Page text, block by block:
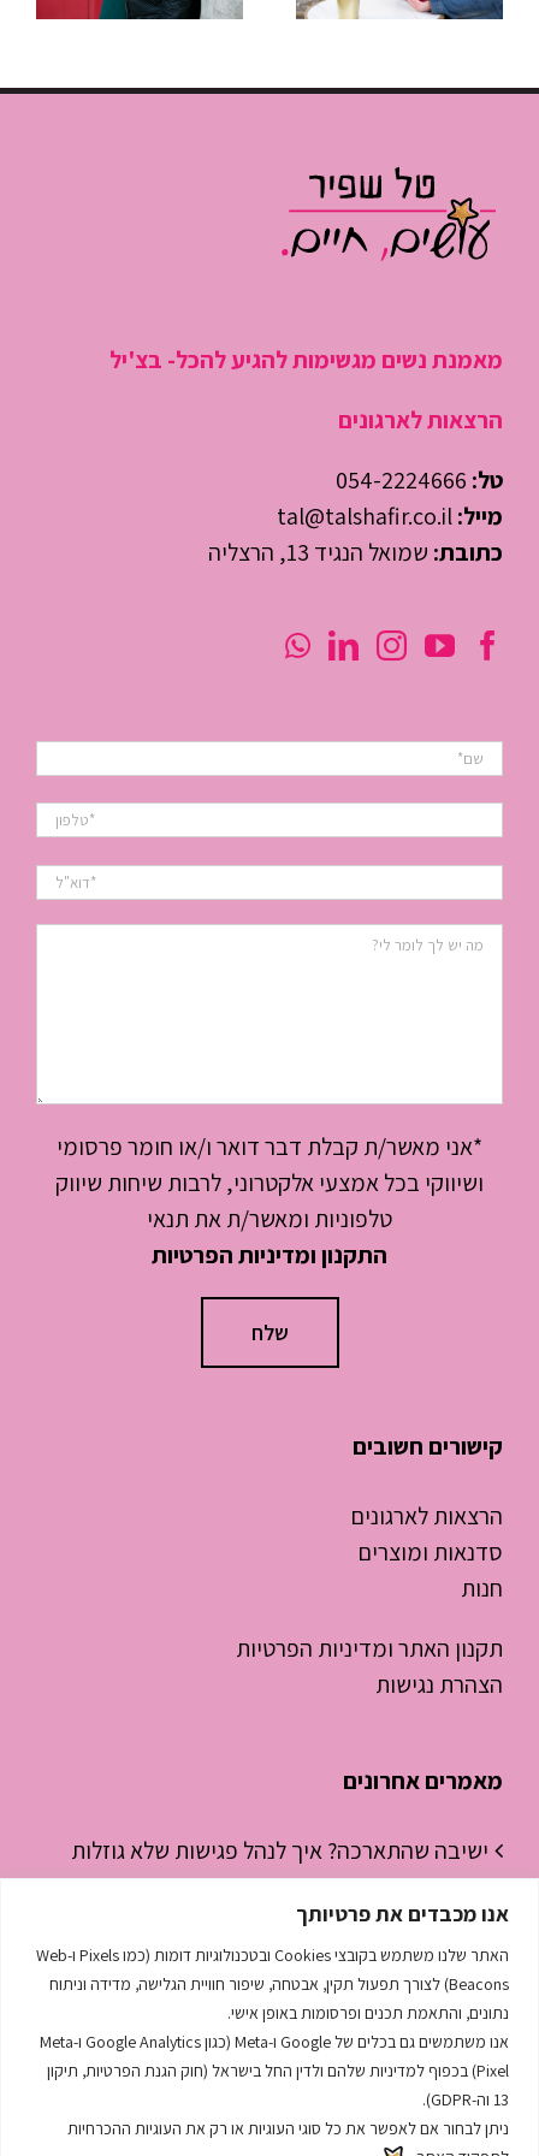
אנו מכבדים את פרטיותך
האתר שלנו משתמש בקובצי Cookies ובטכנולוגיות דומות (כמו Pixels ו-Web
Beacons) לצורך תפעול תקין, אבטחה, שיפור חוויית הגלישה, מדידה וניתוח
נתונים, והתאמת תכנים ופרסומות באופן אישי.
אנו משתמשים גם בכלים של Google ו-Meta (כגון Google Analytics ו-Meta
Pixel) בכפוף למדיניות שלהם ולדין החל בישראל (חוק הגנת הפרטיות, תיקון
13 וה-GDPR).
ניתן לבחור אם לאפשר את כל סוגי העוגיות או רק את העוגיות ההכרחיות
יום עבודה
שריפות”
היום
מאמנת נשים מגשימות להגיע להכל- בצ'יל
הרצאות לארגונים
טל: 054-2224666
מייל:tal@talshafir.co.il
כתובת: שמואל הנגיד 13, הרצליה
*אני מאשר/ת קבלת דבר דואר ו/או חומר פרסומי
ושיווקי בכל אמצעי אלקטרוני, לרבות שיחות שיווק
טלפוניות ומאשר/ת את תנאי
התקנון ומדיניות הפרטיות
קישורים חשובים
הרצאות לארגונים
סדנאות ומוצרים
חנות
תקנון האתר ומדיניות הפרטיות
הצהרת נגישות
מאמרים אחרונים
ישיבה שהתארכה? איך לנהל פגישות שלא גוזלות
חצי יום עבודה
ניהול זמן לסטודנטים – איך להפסיק “לכבות
שריפות” ולהתחיל לנהל את היום
השפה הסודית שמנהלת לך את העסק